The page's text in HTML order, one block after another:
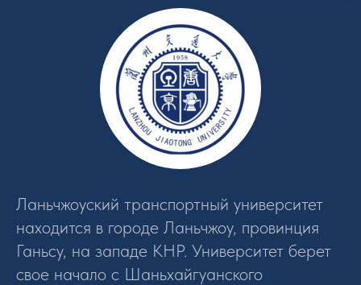
Ланьчжоуский транспортный университет
находится в городе Ланьчжоу, провинция
Ганьсу, на западе КНР. Университет берет
свое начало с Шаньхайгуанского